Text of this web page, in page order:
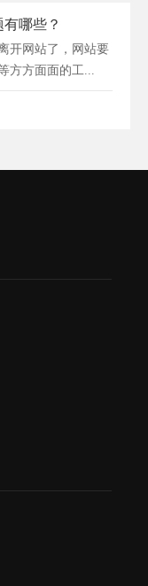
哪些？
开网站了，网站要
方方面面的工...